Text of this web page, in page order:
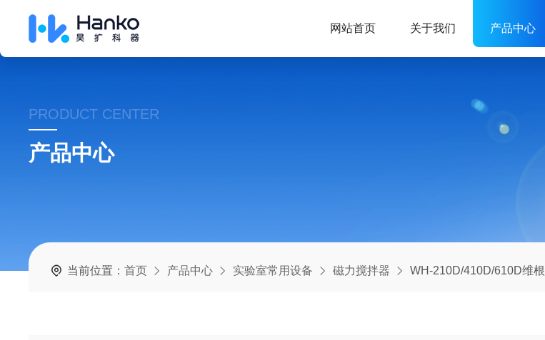
网站首页 关于我们 产品中心
PRODUCT CENTER
产品中心
当前位置：首页 产品中心 实验室常用设备 磁力搅拌器 WH-210D/410D/610D维根斯磁力搅拌器